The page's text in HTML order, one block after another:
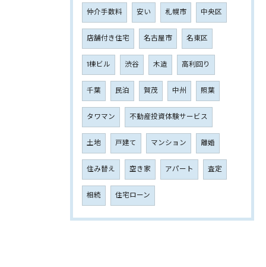
仲介手数料 安い 札幌市 中央区
店舗付き住宅 名古屋市 名東区
1棟ビル 渋谷 木造 高利回り
千葉 民泊 賀茂 中州 照葉
タワマン 不動産投資体験サービス
土地 戸建て マンション 離婚
住み替え 空き家 アパート 査定
相続 住宅ローン